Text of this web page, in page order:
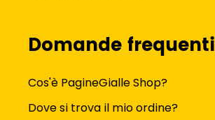
Domande frequenti
Cos'è PagineGialle Shop?
Dove si trova il mio ordine?